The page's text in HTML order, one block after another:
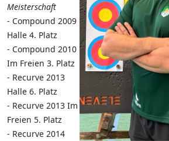
Meisterschaft
- Compound 2009
Halle 4. Platz
- Compound 2010
Im Freien 3. Platz
- Recurve 2013
Halle 6. Platz
- Recurve 2013 Im
Freien 5. Platz
- Recurve 2014